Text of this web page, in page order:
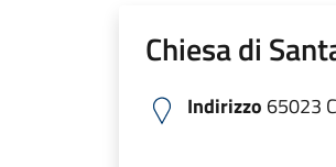
Chiesa di
Indirizzo 65023